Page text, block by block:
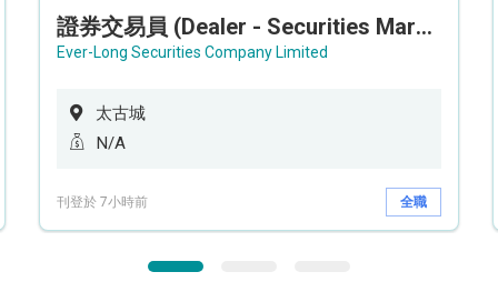
證券交易員 (Dealer - Securities Market)
Ever-Long Securities Company Limited
太古城
N/A
刊登於 7小時前 全職